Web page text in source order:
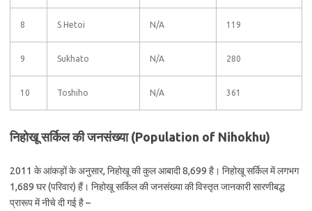
8 S Hetoi N/A 119
9 Sukhato N/A 280
10 Toshiho N/A 361
निहोखू सर्किल की जनसंख्या (Population of Nihokhu)
2011 के आंकड़ों के अनुसार, निहोखू की कुल आबादी 8,699 है। निहोखू सर्किल में लगभग
1,689 घर (परिवार) हैं। निहोखू सर्किल की जनसंख्या की विस्तृत जानकारी सारणीबद्ध
प्रारूप में नीचे दी गई है –